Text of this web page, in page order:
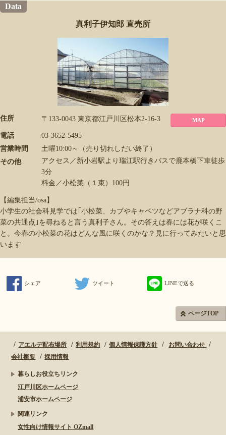
Data
真利子伊知郎 直売所
住所 〒133-0043 東京都江戸川区松本2-16-3 MAP
電話
03-3652-5495
営業時間
土曜10:00～（売り切れしだい終了）
その他
アクセス／新小岩駅より瑞江駅行きバスで鹿本橋下車徒歩
3分
料金／小松菜（１束）100円
【編集担当/osa】
小学生の社会科見学では｢小松菜、カブやキャベツなどアブラナ科の野
菜の共通点｣を尋ねると言う真利子さん。その答えは春には花が咲くこ
と。今春の小松菜の花はどんな風に咲くのかな？見に行ってみたいと思
います
シェア ツイート LINEで送る
ページTOP
アエルデ配布場所 利用規約 個人情報保護方針
お問い合わせ
会社概要
採用情報
暮らしお役立ちリンク
江戸川区ホームページ
浦安市ホームページ
関連リンク
女性向け情報サイト OZmall